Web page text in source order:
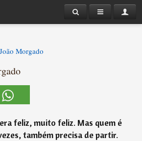
João Morgado
feliz, muito feliz. Mas quem é
também precisa de partir.